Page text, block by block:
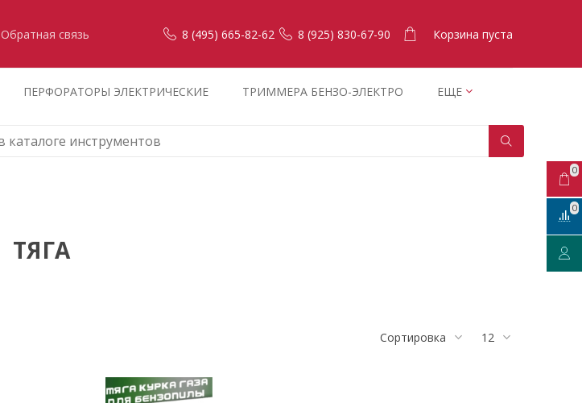
8 (495) 665-82-62 8 (925) 830-67-90
Обратная связь Корзина пуста
ПЕРФОРАТОРЫ ЭЛЕКТРИЧЕСКИЕ ТРИММЕРА БЕНЗО-ЭЛЕКТРО ЕЩЕ
ТЯГА
Сортировка 12
0
0